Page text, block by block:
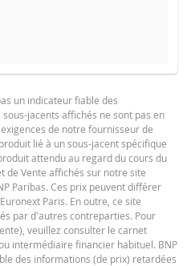
car la barrière desactivante
un indicateur fiable des
jacents affichés ne sont pas en
de notre fournisseur de
lié à un sous-jacent spécifique
attendu au regard du cours du
de Vente affichés sur notre site
Paribas. Ces prix peuvent différer
Paris. En outre, ce site
par d'autres contreparties. Pour
veuillez consulter le carnet
intermédiaire financier habituel. BNP
des informations (de prix) retardées